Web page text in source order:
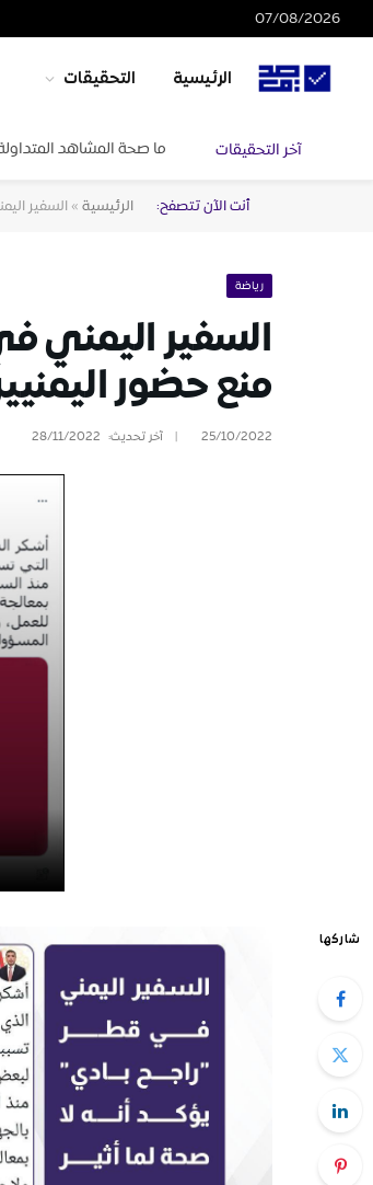
07/08/2026
الرئيسية التحقيقات
آخر التحقيقات ما صحة المشاهد
أنت الآن تتصفح: الرئيسية» السفير
رياضة
السفير اليمني
منع حضور
25/10/2022 آخر تحديث: 28/11/2022
شاركها